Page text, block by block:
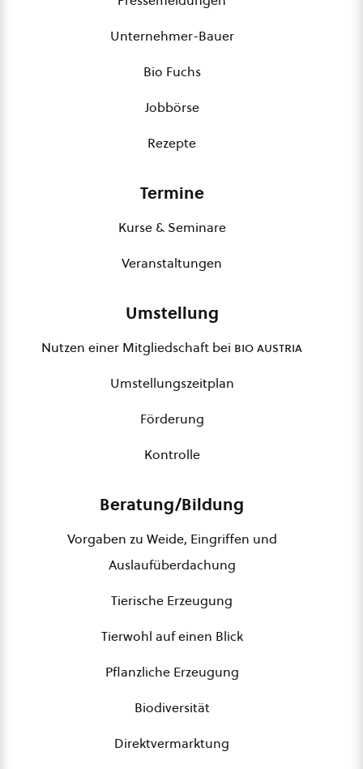
Unternehmer-Bauer
Bio Fuchs
Jobbörse
Rezepte
Termine
Kurse & Seminare
Veranstaltungen
Umstellung
Nutzen einer Mitgliedschaft bei bio austria
Umstellungszeitplan
Förderung
Kontrolle
Beratung/Bildung
Vorgaben zu Weide, Eingriffen und
Auslaufüberdachung
Tierische Erzeugung
Tierwohl auf einen Blick
Pflanzliche Erzeugung
Biodiversität
Direktvermarktung